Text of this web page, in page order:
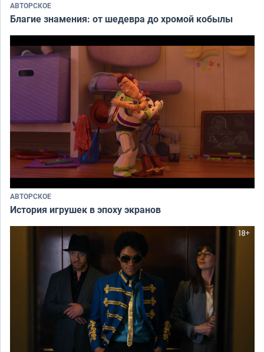
АВТОРСКОЕ
Благие знамения: от шедевра до хромой кобылы
АВТОРСКОЕ
История игрушек в эпоху экранов